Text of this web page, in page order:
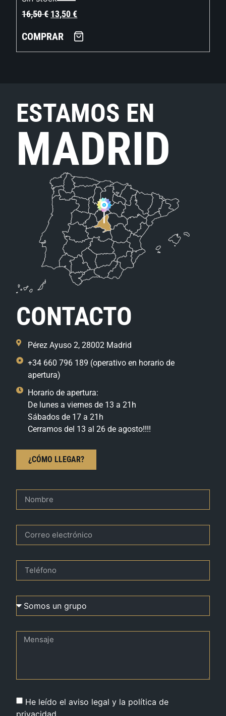
16,50€ 13,50€
COMPRAR
ESTAMOS EN
MADRID
CONTACTO
Pérez Ayuso 2, 28002 Madrid
+34 660 796 189 (operativo en horario de
apertura)
Horario de apertura:
De lunes a viernes de 13 a 21h
Sábados de 17 a 21h
Cerramos del 13 al 26 de agosto!!!!
¿CÓMO LLEGAR?
He leído el aviso legal y la política de
privacidad